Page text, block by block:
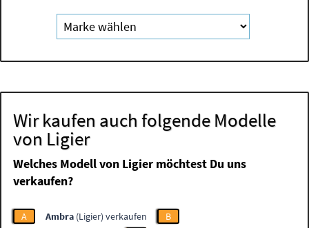
Wir kaufen auch folgende Modelle
von Ligier
Welches Modell von Ligier möchtest Du uns
verkaufen?
A Ambra (Ligier) verkaufen
B